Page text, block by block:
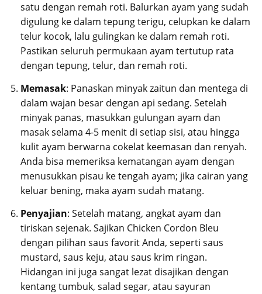
satu dengan remah roti. Balurkan ayam yang sudah
digulung ke dalam tepung terigu, celupkan ke dalam
telur kocok, lalu gulingkan ke dalam remah roti.
Pastikan seluruh permukaan ayam tertutup rata
dengan tepung, telur, dan remah roti.
Memasak: Panaskan minyak zaitun dan mentega di
dalam wajan besar dengan api sedang. Setelah
minyak panas, masukkan gulungan ayam dan
masak selama 4-5 menit di setiap sisi, atau hingga
kulit ayam berwarna cokelat keemasan dan renyah.
Anda bisa memeriksa kematangan ayam dengan
menusukkan pisau ke tengah ayam; jika cairan yang
keluar bening, maka ayam sudah matang.
Penyajian: Setelah matang, angkat ayam dan
tiriskan sejenak. Sajikan Chicken Cordon Bleu
dengan pilihan saus favorit Anda, seperti saus
mustard, saus keju, atau saus krim ringan.
Hidangan ini juga sangat lezat disajikan dengan
kentang tumbuk, salad segar, atau sayuran